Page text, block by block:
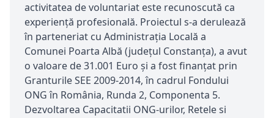
activitatea de voluntariat este recunoscută ca
experiență profesională. Proiectul s-a derulează
în parteneriat cu Administraţia Locală a
Comunei Poarta Albă (județul Constanța), a avut
o valoare de 31.001 Euro și a fost finanţat prin
Granturile SEE 2009-2014, în cadrul Fondului
ONG în România, Runda 2, Componenta 5.
Dezvoltarea Capacitatii ONG-urilor, Retele si